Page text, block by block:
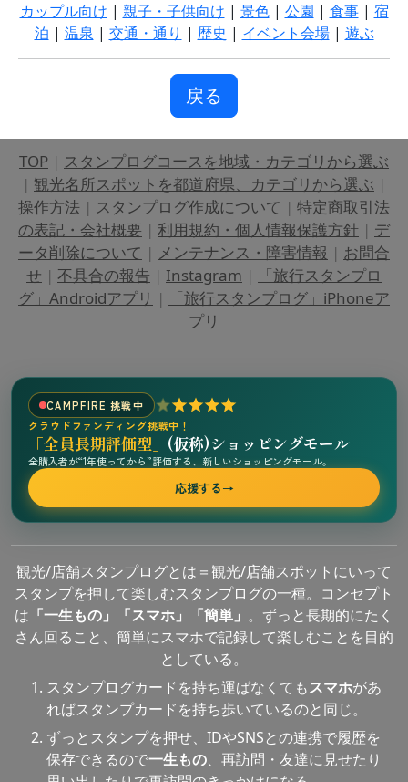
カップル向け | 親子・子供向け | 景色| 公園 | 食事| 宿
泊 | 温泉 | 交通・通り | 歴史 | イベント会場| 遊ぶ
戻る
TOP | スタンプログコースを地域・カテゴリから選ぶ
| 観光名所スポットを都道府県、カテゴリから選ぶ |
操作方法 | スタンプログ作成について | 特定商取引法
の表記・会社概要 | 利用規約・個人情報保護方針 | デ
ータ削除について | メンテナンス・障害情報 | お問合
せ | 不具合の報告 | Instagram |
「旅行スタンプロ
グ」Androidアプリ |
「旅行スタンプログ」iPhoneア
プリ
CAMPFIRE 挑戦中
クラウドファンディング挑戦中！
「全員長期評価型」 (仮称)ショッピングモール
全購入者が“1年使ってから”評価する、新しいショッピングモール。
応援する→
観光/店舗スタンプログとは＝観光/店舗スポットにいって
スタンプを押して楽しむスタンプログの一種。コンセプト
は 「一生もの」「スマホ」「簡単」 。ずっと長期的にたく
さん回ること、簡単にスマホで記録して楽しむことを目的
としている。
スタンプログカードを持ち運ばなくてもスマホがあ
ればスタンプカードを持ち歩いているのと同じ。
ずっとスタンプを押せ、IDやSNSとの連携で履歴を
保存できるので一生もの、再訪問・友達に見せたり